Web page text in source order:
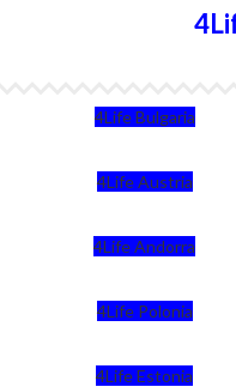
4Life Bulgaria
4Life Austria
4Life Andorra
4Life Polonia
4Life Estonia